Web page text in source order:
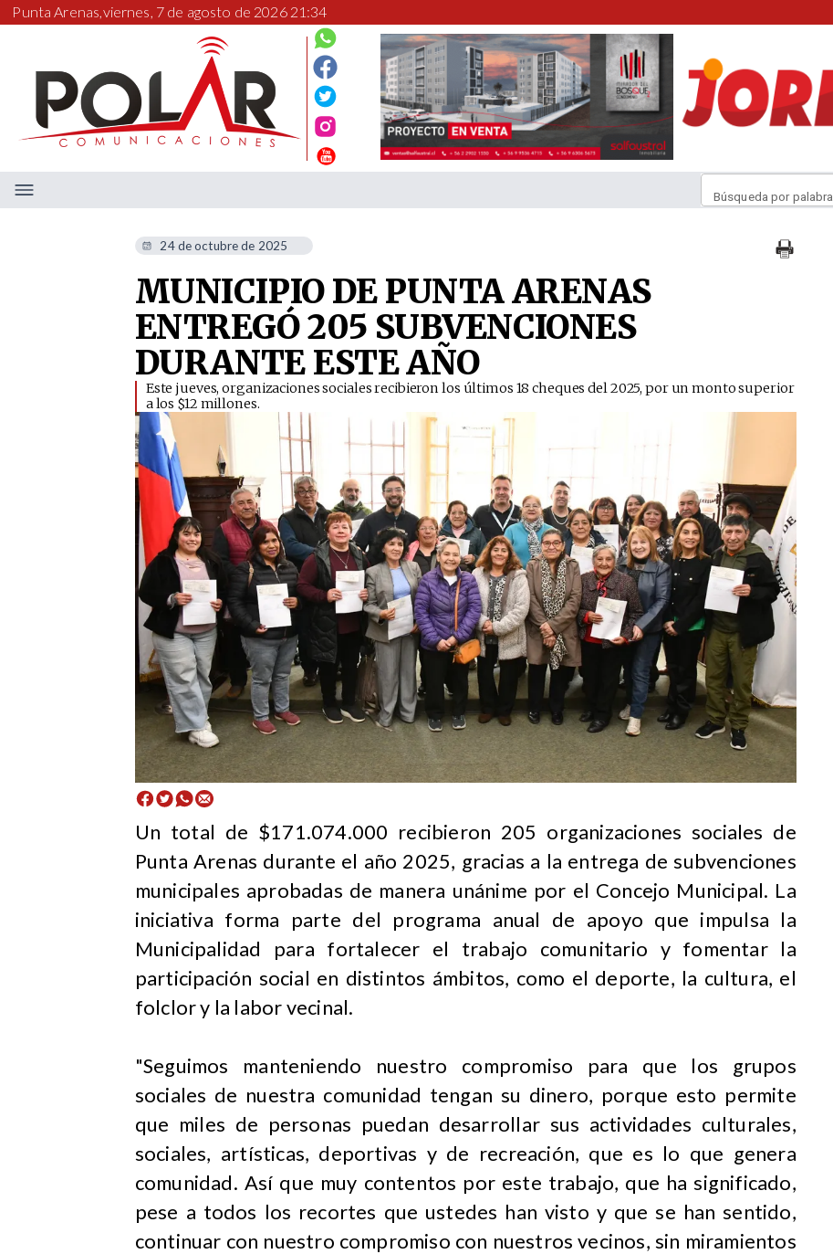
Punta Arenas,viernes, 7 de agosto de 2026 21:34
Búsqueda por palabra
24 de octubre de 2025
MUNICIPIO DE PUNTA ARENAS
ENTREGÓ 205 SUBVENCIONES
DURANTE ESTE AÑO
​Este jueves, organizaciones sociales recibieron los últimos 18 cheques del 2025, por un monto superior
a los $12 millones.
Un total de $171.074.000 recibieron 205 organizaciones sociales de
Punta Arenas durante el año 2025, gracias a la entrega de subvenciones
municipales aprobadas de manera unánime por el Concejo Municipal. La
iniciativa forma parte del programa anual de apoyo que impulsa la
Municipalidad para fortalecer el trabajo comunitario y fomentar la
participación social en distintos ámbitos, como el deporte, la cultura, el
folclor y la labor vecinal.
"Seguimos manteniendo nuestro compromiso para que los grupos
sociales de nuestra comunidad tengan su dinero, porque esto permite
que miles de personas puedan desarrollar sus actividades culturales,
sociales, artísticas, deportivas y de recreación, que es lo que genera
comunidad. Así que muy contentos por este trabajo, que ha significado,
pese a todos los recortes que ustedes han visto y que se han sentido,
continuar con nuestro compromiso con nuestros vecinos, sin miramientos